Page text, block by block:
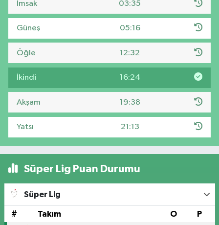
İmsak 03:35
Güneş 05:16
Öğle 12:32
İkindi 16:24
Akşam 19:38
Yatsı 21:13
Süper Lig Puan Durumu
Süper Lig
# Takım O P